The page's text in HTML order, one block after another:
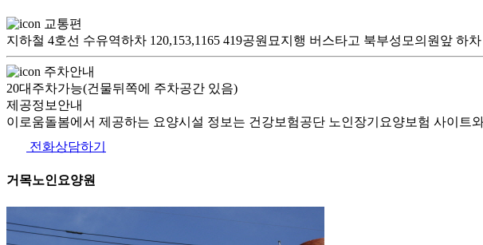
교통편
지하철 4호선 수유역하차 120,153,1165 419공원묘지행 버스타고 북부성모의원앞 하
주차안내
20대주차가능(건물뒤쪽에 주차공간 있음)
제공정보안내
이로움돌봄에서 제공하는 요양시설 정보는 건강보험공단 노인장기요양보험 사이
전화상담하기
거목노인요양원